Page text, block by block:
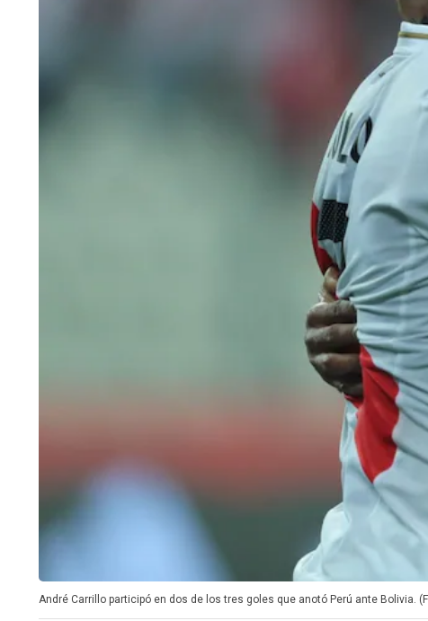
André Carrillo participó en dos de los tres goles que anotó Perú ante Bolivia.